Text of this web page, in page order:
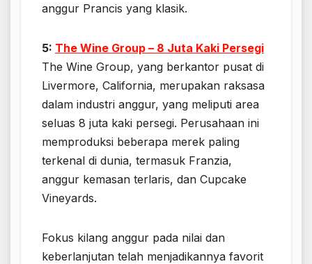
anggur Prancis yang klasik.
5: The Wine Group – 8 Juta Kaki Persegi
The Wine Group, yang berkantor pusat di
Livermore, California, merupakan raksasa
dalam industri anggur, yang meliputi area
seluas 8 juta kaki persegi. Perusahaan ini
memproduksi beberapa merek paling
terkenal di dunia, termasuk Franzia,
anggur kemasan terlaris, dan Cupcake
Vineyards.
Fokus kilang anggur pada nilai dan
keberlanjutan telah menjadikannya favorit